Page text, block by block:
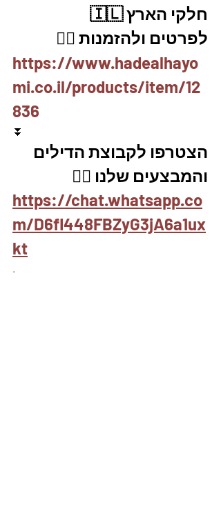
חלקי הארץ 🇮🇱
לפרטים ולהזמנות 👇🏼
https://www.hadealhayo
mi.co.il/products/item/12
836
⏬
הצטרפו לקבוצת הדילים
והמבצעים שלנו 👇🏽
https://chat.whatsapp.co
m/D6fl448FBZyG3jA6a1ux
kt
.